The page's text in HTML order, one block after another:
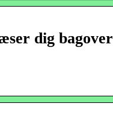
dig bagover